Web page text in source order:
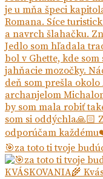
🎯za toto ti tvoje